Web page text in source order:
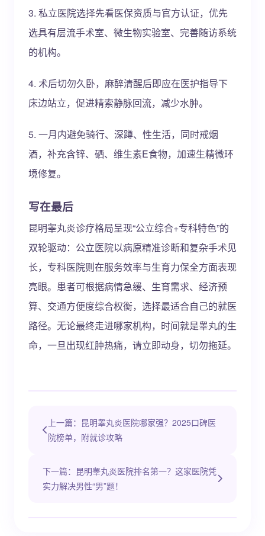
3. 私立医院选择先看医保资质与官方认证，优先
选具有层流手术室、微生物实验室、完善随访系统
的机构。
4. 术后切勿久卧，麻醉清醒后即应在医护指导下
床边站立，促进精索静脉回流，减少水肿。
5. 一月内避免骑行、深蹲、性生活，同时戒烟
酒，补充含锌、硒、维生素E食物，加速生精微环
境修复。
写在最后
昆明睾丸炎诊疗格局呈现“公立综合+专科特色”的
双轮驱动：公立医院以病原精准诊断和复杂手术见
长，专科医院则在服务效率与生育力保全方面表现
亮眼。患者可根据病情急缓、生育需求、经济预
算、交通方便度综合权衡，选择最适合自己的就医
路径。无论最终走进哪家机构，时间就是睾丸的生
命，一旦出现红肿热痛，请立即动身，切勿拖延。
上一篇：昆明睾丸炎医院哪家强？2025口碑医
院榜单，附就诊攻略
下一篇：昆明睾丸炎医院排名第一？这家医院凭
实力解决男性“男”题！